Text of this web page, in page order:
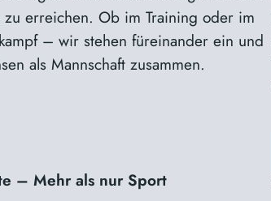
zu erreichen. Ob im Training oder im
– wir stehen füreinander ein und
als Mannschaft zusammen.
– Mehr als nur Sport